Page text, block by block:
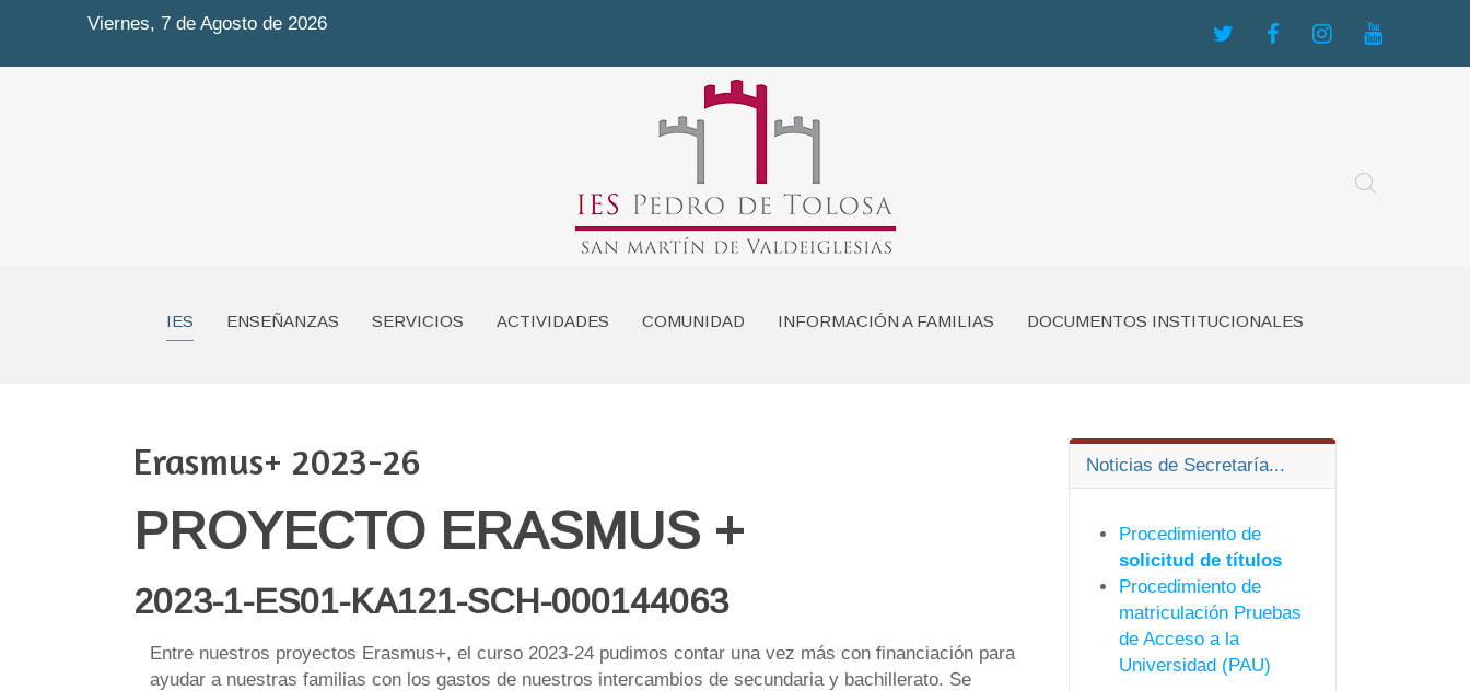
Viernes, 7 de Agosto de 2026
IES ENSEÑANZAS SERVICIOS ACTIVIDADES COMUNIDAD INFORMACIÓN A FAMILIAS DOCUMENTOS INSTITUCIONALES
Erasmus+ 2023-26
PROYECTO ERASMUS +
2023-1-ES01-KA121-SCH-000144063
Entre nuestros proyectos Erasmus+, el curso 2023-24 pudimos contar una vez más con financiación para
ayudar a nuestras familias con los gastos de nuestros intercambios de secundaria y bachillerato. Se
Noticias de Secretaría...
Procedimiento de
solicitud de títulos
Procedimiento de
matriculación Pruebas
de Acceso a la
Universidad (PAU)